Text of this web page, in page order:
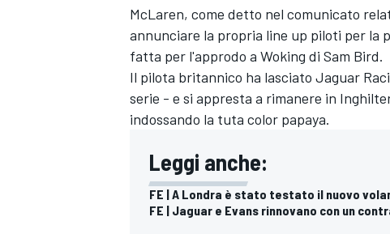
McLaren, come detto nel comunicato
annunciare la propria line up piloti per la
fatta per l'approdo a Woking di Sam Bird.
Il pilota britannico ha lasciato Jaguar
serie - e si appresta a rimanere in
indossando la tuta color papaya.
Leggi anche:
FE | A Londra è stato testato il nuovo
FE | Jaguar e Evans rinnovano con un